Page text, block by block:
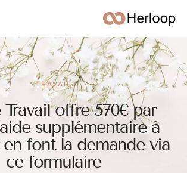
TRAVAIL
Travail offre 570€ par
supplémentaire à
font la demande via
ce formulaire